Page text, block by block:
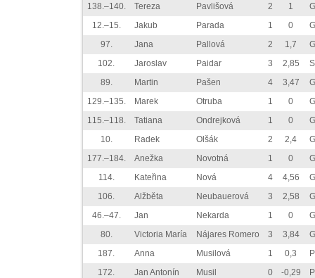
138.–140.
Tereza Pavlišová 2 1
12.–15.
Jakub Parada 1 0
97.
Jana Pallová 2 1,7
102.
Jaroslav Paidar 3 2,85
89.
Martin Pašen 4 3,47
129.–135.
Marek Otruba 1 0
115.–118.
Tatiana Ondrejková 1 0
10.
Radek Olšák 2 2,4
177.–184.
Anežka Novotná 1 0
114.
Kateřina Nová 4 4,56
106.
Alžběta Neubauerová 3 2,58
46.–47.
Jan Nekarda 1 0
80.
Victoria María Nájares Romero 3 3,84
187.
Anna Musilová 1 0,3
172.
Jan Antonín Musil 0 -0,29